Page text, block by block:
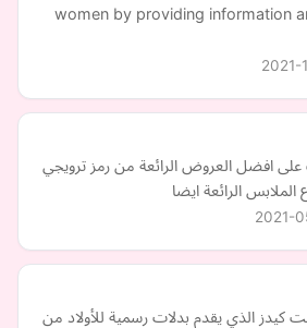
women by providing information
2021-
على افضل العروض الرائعة من رمز ترويجي
الملابس الرائعة ايضا
2021-
كيدز الذي يقدم بدلات رسمية للأولاد من